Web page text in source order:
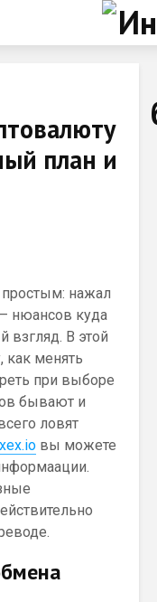
план и
нажал
нюансов куда
взгляд. В этой
как менять
при выборе
бывают и
ловят
вы можете